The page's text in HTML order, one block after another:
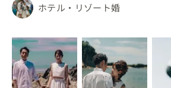
ホテル・リゾート婚